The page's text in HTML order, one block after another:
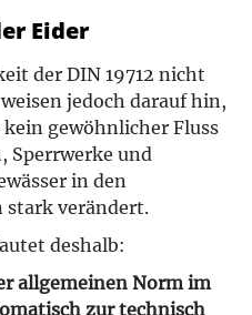
Eider
der DIN 19712 nicht
jedoch darauf hin,
gewöhnlicher Fluss
Sperrwerke und
in den
stark verändert.
deshalb:
allgemeinen Norm im
zur technisch